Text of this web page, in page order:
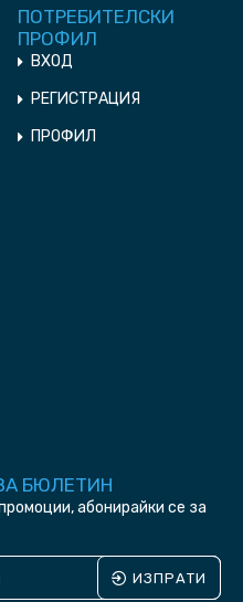
ПОТРЕБИТЕЛСКИ
ПРОФИЛ
ВХОД
РЕГИСТРАЦИЯ
ПРОФИЛ
БЮЛЕТИН
абонирайки се за
ИЗПРАТИ